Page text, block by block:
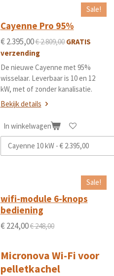
Sale!
Cayenne Pro 95%
€ 2.395,00€ 2.809,00 GRATIS
verzending
De nieuwe Cayenne met 95%
wisselaar. Leverbaar is 10 en 12
kW, met of zonder kanalisatie.
Bekijk details
In winkelwagen
Sale!
wifi-module 6-knops
bediening
€ 224,00€ 248,00
Micronova Wi-Fi voor
pelletkachel